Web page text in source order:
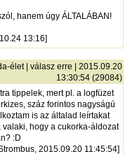
hanem úgy ÁLTALÁBAN!
13:16]
élet|válasz erre | 2015.09.20
13:30:54 (29084)
tippelek, mert pl. a logfüzet
száz forintos nagyságú
is az általad leírtakat
hogy a cukorka-áldozat
:D
2015.09.20 11:45:54]